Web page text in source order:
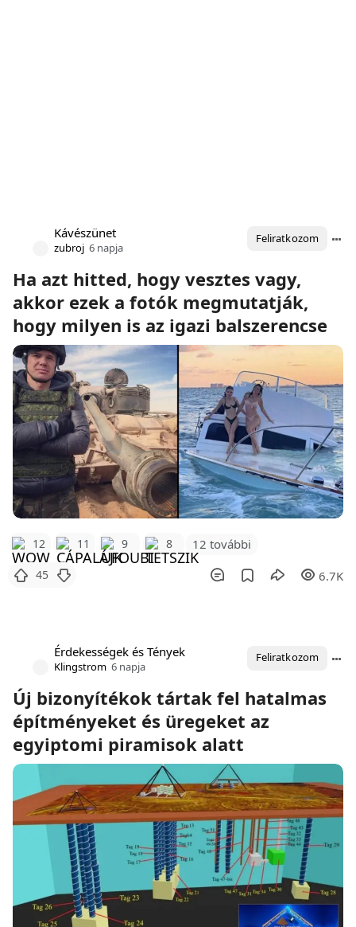
Kávészünet
zubroj 6 napja
Feliratkozom
Ha azt hitted, hogy vesztes vagy,
akkor ezek a fotók megmutatják,
hogy milyen is az igazi balszerencse
12 11 9 8 12 további
45 6.7K
Érdekességek és Tények
Klingstrom 6 napja
Feliratkozom
Új bizonyítékok tártak fel hatalmas
építményeket és üregeket az
egyiptomi piramisok alatt